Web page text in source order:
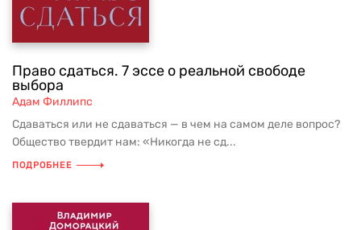
Право сдаться. 7 эссе о реальной свободе
выбора
Адам Филлипс
Сдаваться или не сдаваться — в чем на самом деле вопрос?
Общество твердит нам: «Никогда не сд...
ПОДРОБНЕЕ